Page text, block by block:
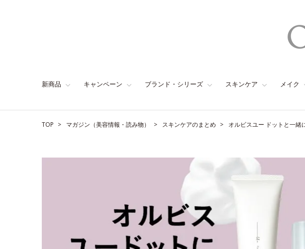
新商品 キャンペーン ブランド・シリーズ スキンケア メイク
TOP マガジン（美容情報・読み物） スキンケアのまとめ オルビスユー ドットと一緒